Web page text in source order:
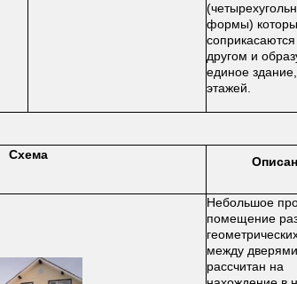
формы)
соприкасаются
другом и
единое
этажей.
Схема
Небольшое
помещение
между
рассчитан на